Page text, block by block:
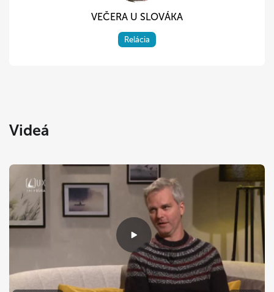
VEČERA U SLOVÁKA
Relácia
Videá